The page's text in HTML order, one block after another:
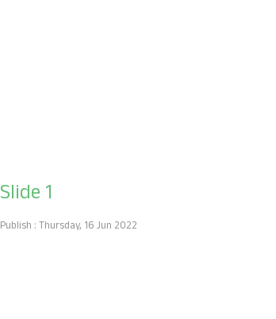
Slide 1
Publish : Thursday, 16 Jun 2022